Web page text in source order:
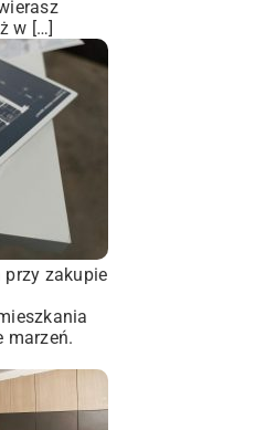
w […]
przy zakupie
marzeń.